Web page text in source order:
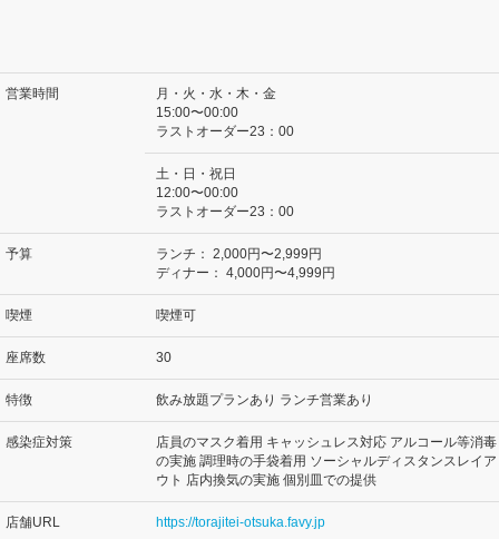
営業時間
月・火・水・木・金
15:00〜00:00
ラストオーダー23：00
土・日・祝日
12:00〜00:00
ラストオーダー23：00
予算 ランチ： 2,000円〜2,999円
ディナー： 4,000円〜4,999円
喫煙 喫煙可
座席数 30
特徴 飲み放題プランあり ランチ営業あり
感染症対策
店員のマスク着用 キャッシュレス対応 アルコール等消毒
の実施 調理時の手袋着用 ソーシャルディスタンスレイア
ウト 店内換気の実施 個別皿での提供
店舗URL https://torajitei-otsuka.favy.jp